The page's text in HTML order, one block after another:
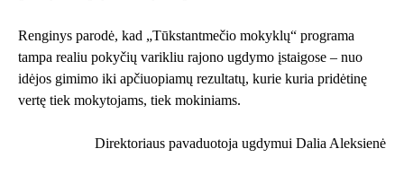
Renginys parodė, kad „Tūkstantmečio mokyklų“ programa
tampa realiu pokyčių varikliu rajono ugdymo įstaigose – nuo
idėjos gimimo iki apčiuopiamų rezultatų, kurie kuria pridėtinę
vertę tiek mokytojams, tiek mokiniams.
Direktoriaus pavaduotoja ugdymui Dalia Aleksienė